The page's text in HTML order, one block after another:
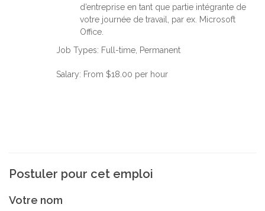
d’entreprise en tant que partie intégrante de
votre journée de travail, par ex. Microsoft
Office.
Job Types: Full-time, Permanent
Salary: From $18.00 per hour
Postuler pour cet emploi
Votre nom